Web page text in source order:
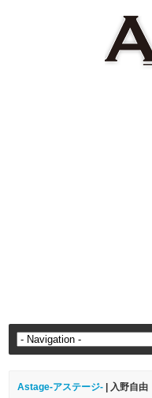
Astage-アステージ- 入野自由